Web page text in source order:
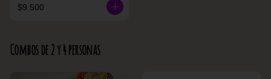
$9.500
Combos de 2 y 4 personas